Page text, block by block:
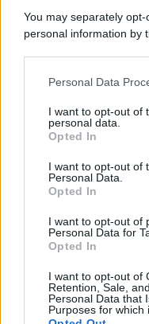
You may separately
personal information by
This information may
disclose it to other
Please note that this
services and may
not limited to your visit
grant or deny consent
consent section.
Personal Data
I want to opt-out of
personal data.
Opted In
I want to opt-out of
Personal Data.
Opted In
I want to opt-out of
Personal Data for
Opted In
I want to opt-out of
Retention, Sale,
Personal Data that
Purposes for which
Day Travel 365
Home Magazine 365
Cineverse Magazine
InvestirMag